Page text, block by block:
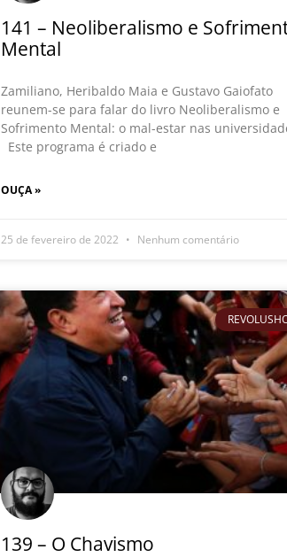
141 – Neoliberalismo e
Mental
Zamiliano, Heribaldo Maia e Gustavo Gaiofato
reunem-se para falar do livro Neoliberalismo e
Sofrimento Mental: o mal-estar nas
Este programa é criado e
OUÇA »
25 de fevereiro de 2022 Nenhum comentário
139 – O Chavismo